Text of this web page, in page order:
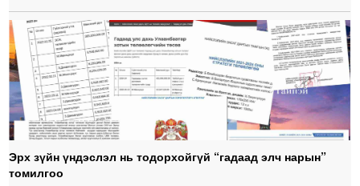
Эрх зүйн үндэслэл нь тодорхойгүй “гадаад элч нарын”
томилгоо